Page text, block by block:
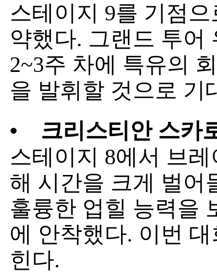
스테이지 9를 기점
약했다. 그랜드 투어
2~3주 차에 특유의
을 발휘할 것으로 기
•
크리스티안 스카
스테이지 8에서 브
해 시간을 크게 벌어
훌륭한 업힐 능력을
에 안착했다. 이번
힌다.